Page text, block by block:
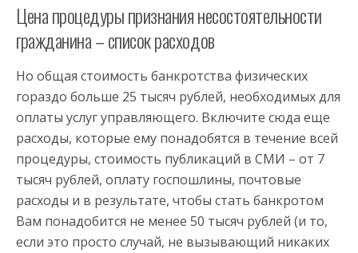
Цена процедуры признания несостоятельности
гражданина – список расходов
Но общая стоимость банкротства физических
гораздо больше 25 тысяч рублей, необходимых для
оплаты услуг управляющего. Включите сюда еще
расходы, которые ему понадобятся в течение всей
процедуры, стоимость публикаций в СМИ – от 7
тысяч рублей, оплату госпошлины, почтовые
расходы и в результате, чтобы стать банкротом
Вам понадобится не менее 50 тысяч рублей (и то,
если это просто случай, не вызывающий никаких